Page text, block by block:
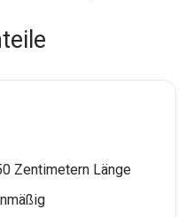
Zentimetern Länge